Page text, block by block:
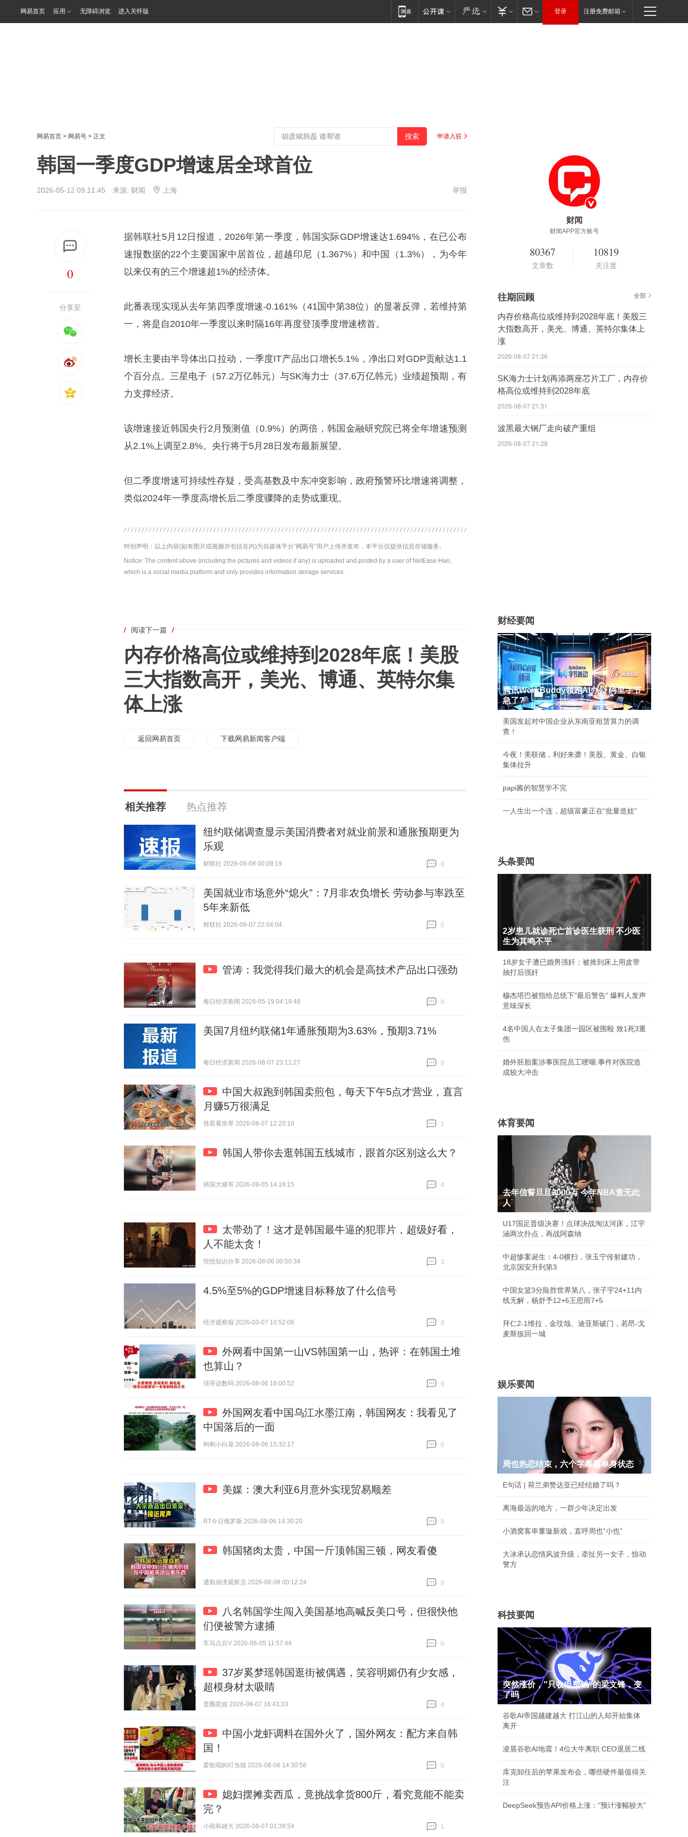
网易首页 应用 无障碍浏览 进入关怀版 登录 注册免费邮箱
网易首页 > 网易号 > 正文 申请入驻
韩国一季度GDP增速居全球首位
2026-05-12 09:11:45 来源: 财闻 上海 举报
0
分享至
据韩联社5月12日报道，2026年第一季度，韩国实际GDP增速达1.694%，在已公布
速报数据的22个主要国家中居首位，超越印尼（1.367%）和中国（1.3%），为今年
以来仅有的三个增速超1%的经济体。
此番表现实现从去年第四季度增速-0.161%（41国中第38位）的显著反弹，若维持第
一，将是自2010年一季度以来时隔16年再度登顶季度增速榜首。
增长主要由半导体出口拉动，一季度IT产品出口增长5.1%，净出口对GDP贡献达1.1
个百分点。三星电子（57.2万亿韩元）与SK海力士（37.6万亿韩元）业绩超预期，有
力支撑经济。
该增速接近韩国央行2月预测值（0.9%）的两倍，韩国金融研究院已将全年增速预测
从2.1%上调至2.8%。央行将于5月28日发布最新展望。
但二季度增速可持续性存疑，受高基数及中东冲突影响，政府预警环比增速将调整，
类似2024年一季度高增长后二季度骤降的走势或重现。
特别声明：以上内容(如有图片或视频亦包括在内)为自媒体平台“网易号”用户上传并发布，本平台仅提供信息存储服务。
Notice: The content above (including the pictures and videos if any) is uploaded and posted by a user of NetEase Hao,
which is a social media platform and only provides information storage services.
/ 阅读下一篇 /
内存价格高位或维持到2028年底！美股
三大指数高开，美光、博通、英特尔集
体上涨
返回网易首页 下载网易新闻客户端
相关推荐 热点推荐
纽约联储调查显示美国消费者对就业前景和通胀预期更为
乐观
财联社 2026-08-08 00:09:19
0
美国就业市场意外“熄火”：7月非农负增长 劳动参与率跌至
5年来新低
财联社 2026-08-07 22:04:04
0
管涛：我觉得我们最大的机会是高技术产品出口强劲
每日经济新闻 2026-05-19 04:19:48
0
美国7月纽约联储1年通胀预期为3.63%，预期3.71%
每日经济新闻 2026-08-07 23:11:27
0
中国大叔跑到韩国卖煎包，每天下午5点才营业，直言
月赚5万很满足
彗星看世界 2026-08-07 12:20:10
1
韩国人带你去逛韩国五线城市，跟首尔区别这么大？
韩国大猪哥 2026-08-05 14:18:15
4
太带劲了！这才是韩国最牛逼的犯罪片，超级好看，
人不能太贪！
悦悦知识分享 2026-08-06 00:50:34
3
4.5%至5%的GDP增速目标释放了什么信号
经济观察报 2026-03-07 10:52:06
8
外网看中国第一山VS韩国第一山，热评：在韩国土堆
也算山？
强哥说数码 2026-08-06 16:00:52
0
外国网友看中国乌江水墨江南，韩国网友：我看见了
中国落后的一面
狗剩小白菜 2026-08-06 15:32:17
0
美媒：澳大利亚6月意外实现贸易顺差
RT今日俄罗斯 2026-08-06 14:30:20
0
韩国猪肉太贵，中国一斤顶韩国三顿，网友看傻
通勤崩溃观察员 2026-08-08 00:12:24
0
八名韩国学生闯入美国基地高喊反美口号，但很快他
们便被警方逮捕
车马点兵V 2026-08-05 11:57:44
0
37岁奚梦瑶韩国逛街被偶遇，笑容明媚仍有少女感，
超模身材太吸睛
贵圈星娱 2026-08-07 16:43:33
4
中国小龙虾调料在国外火了，国外网友：配方来自韩
国！
爱歌唱的叮当猫 2026-08-06 14:30:58
0
媳妇摆摊卖西瓜，竟挑战拿货800斤，看究竟能不能卖
完？
小雨和雄大 2026-08-07 01:39:54
1
财闻
财闻APP官方账号
80367
文章数
10819
关注度
往期回顾 全部
内存价格高位或维持到2028年底！美股三
大指数高开，美光、博通、英特尔集体上
涨
2026-08-07 21:36
SK海力士计划再添两座芯片工厂，内存价
格高位或维持到2028年底
2026-08-07 21:31
波黑最大钢厂走向破产重组
2026-08-07 21:28
财经要闻
腾讯WorkBuddy领跑AI办公 阿里字节
急了?
美国发起对中国企业从东南亚租赁算力的调
查！
今夜！美联储，利好来袭！美股、黄金、白银
集体拉升
papi酱的智慧学不完
一人生出一个连，超级富豪正在“批量造娃”
头条要闻
2岁患儿就诊死亡首诊医生获刑 不少医
生为其鸣不平
18岁女子遭已婚男强奸：被推到床上用皮带
抽打后强奸
穆杰塔巴被指给总统下"最后警告" 爆料人发声
意味深长
4名中国人在太子集团一园区被围殴 致1死3重
伤
婚外胚胎案涉事医院员工哽咽:事件对医院造
成较大冲击
体育要闻
去年信誓旦旦3000万 今年NBA查无此
人
U17国足晋级决赛！点球决战淘汰河床，江宇
涵两次扑点，再战阿森纳
中超惨案诞生：4-0横扫，张玉宁传射建功，
北京国安升到第3
中国女篮3分险胜世界第八，张子宇24+11内
线无解，杨舒予12+6王思雨7+5
拜仁2-1维拉，金玟哉、迪亚斯破门，若昂-戈
麦斯扳回一城
娱乐要闻
周也热恋结束，六个字暴露单身状态
E句话 | 荷兰弟赞达亚已经结婚了吗？
离海最远的地方，一群少年决定出发
小酒窝客串董璇新戏，直呼周也“小也”
大冰承认恋情风波升级，牵扯另一女子，惊动
警方
科技要闻
突然涨价，"只收电费钱"的梁文锋，变
了吗
谷歌AI帝国越建越大 打江山的人却开始集体
离开
凌晨谷歌AI地震！4位大牛离职 CEO退居二线
库克卸任后的苹果发布会，哪些硬件最值得关
注
DeepSeek预告API价格上涨：“预计涨幅较大”